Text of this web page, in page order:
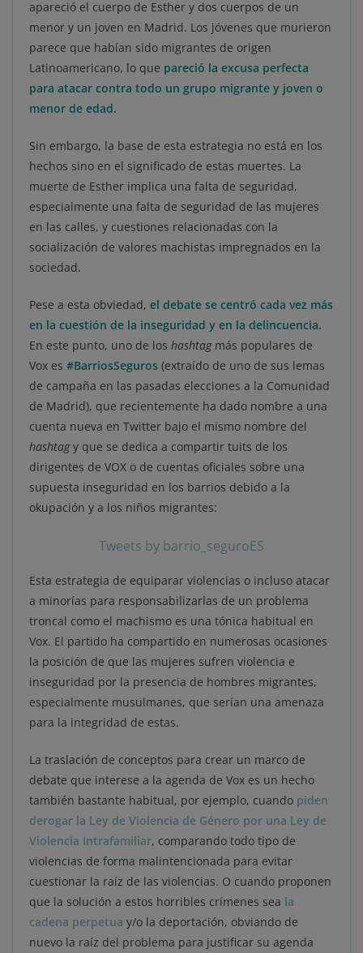
apareció el cuerpo de Esther y dos cuerpos de un
menor y un joven en Madrid. Los jóvenes que murieron
parece que habían sido migrantes de origen
Latinoamericano, lo que pareció la excusa perfecta
para atacar contra todo un grupo migrante y joven o
menor de edad.
Sin embargo, la base de esta estrategia no está en los
hechos sino en el significado de estas muertes. La
muerte de Esther implica una falta de seguridad,
especialmente una falta de seguridad de las mujeres
en las calles, y cuestiones relacionadas con la
socialización de valores machistas impregnados en la
sociedad.
Pese a esta obviedad, el debate se centró cada vez más
en la cuestión de la inseguridad y en la delincuencia.
En este punto, uno de los hashtagmás populares de
Vox es #BarriosSeguros (extraído de uno de sus lemas
de campaña en las pasadas elecciones a la Comunidad
de Madrid), que recientemente ha dado nombre a una
cuenta nueva en Twitter bajo el mismo nombre del
hashtagy que se dedica a compartir tuits de los
dirigentes de VOX o de cuentas oficiales sobre una
supuesta inseguridad en los barrios debido a la
okupación y a los niños migrantes:
Tweets by barrio_seguroES
Esta estrategia de equiparar violencias o incluso atacar
a minorías para responsabilizarlas de un problema
troncal como el machismo es una tónica habitual en
Vox. El partido ha compartido en numerosas ocasiones
la posición de que las mujeres sufren violencia e
inseguridad por la presencia de hombres migrantes,
especialmente musulmanes, que serían una amenaza
para la integridad de estas.
La traslación de conceptos para crear un marco de
debate que interese a la agenda de Vox es un hecho
también bastante habitual, por ejemplo, cuando piden
derogar la Ley de Violencia de Género por una Ley de
Violencia Intrafamiliar, comparando todo tipo de
violencias de forma malintencionada para evitar
cuestionar la raíz de las violencias. O cuando proponen
que la solución a estos horribles crímenes sea la
cadena perpetua y/o la deportación, obviando de
nuevo la raíz del problema para justificar su agenda